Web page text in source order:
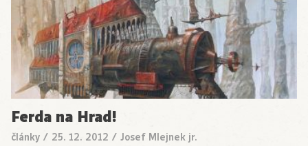
Ferda na Hrad!
články / 25. 12. 2012 / Josef Mlejnek jr.